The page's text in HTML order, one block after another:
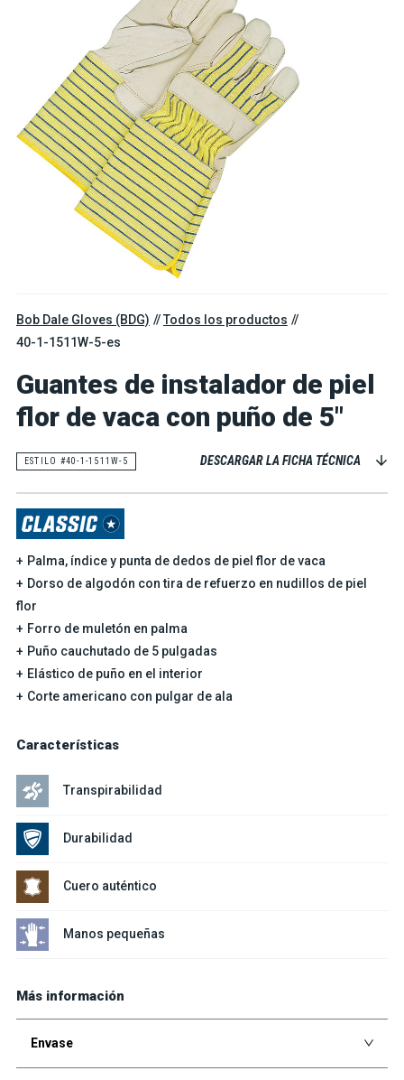
Bob Dale Gloves (BDG)
Todos los productos
40-1-1511W-5-es
Guantes de instalador de piel
flor de vaca con puño de 5"
ESTILO #40-1-1511W-5 DESCARGAR LA FICHA TÉCNICA
Palma, índice y punta de dedos de piel flor de vaca
Dorso de algodón con tira de refuerzo en nudillos de piel
flor
Forro de muletón en palma
Puño cauchutado de 5 pulgadas
Elástico de puño en el interior
Corte americano con pulgar de ala
Características
Transpirabilidad
Durabilidad
Cuero auténtico
Manos pequeñas
Más información
Envase